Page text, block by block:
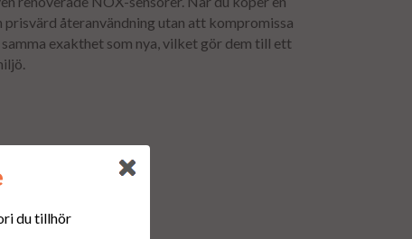
prisvärd återanvändning utan att kompromissa
exakthet som nya, vilket gör dem till ett
du tillhör